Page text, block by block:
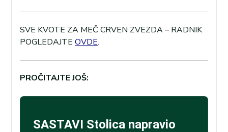
SVE KVOTE ZA MEČ CRVEN ZVEZDA – RADNIK
POGLEDAJTE OVDE.
PROČITAJTE JOŠ: